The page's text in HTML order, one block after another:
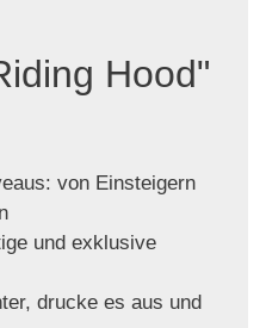
Hood"
von Einsteigern
und exklusive
drucke es aus und